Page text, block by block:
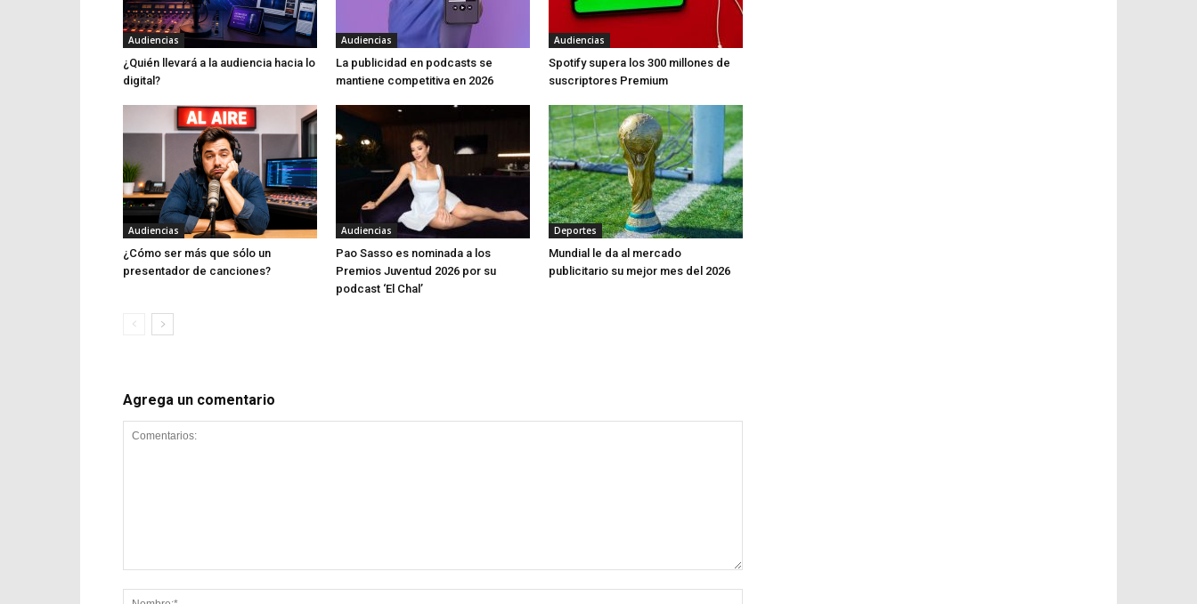
Audiencias
¿Quién llevará a la audiencia hacia lo
digital?
Audiencias
La publicidad en podcasts se
mantiene competitiva en 2026
Audiencias
Spotify supera los 300 millones de
suscriptores Premium
Audiencias
¿Cómo ser más que sólo un
presentador de canciones?
Audiencias
Pao Sasso es nominada a los
Premios Juventud 2026 por su
podcast ‘El Chal’
Deportes
Mundial le da al mercado
publicitario su mejor mes del 2026
Agrega un comentario